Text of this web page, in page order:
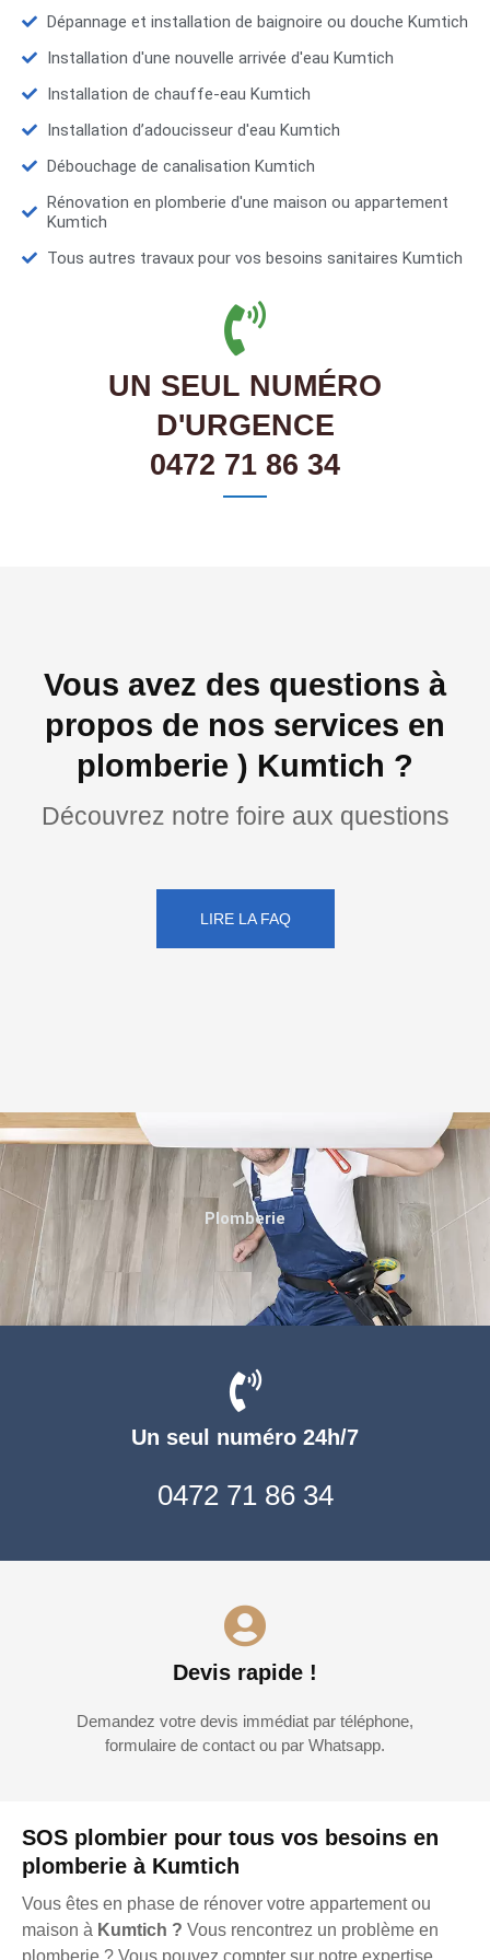
Dépannage et installation de baignoire ou douche Kumtich
Installation d'une nouvelle arrivée d'eau Kumtich
Installation de chauffe-eau Kumtich
Installation d’adoucisseur d'eau Kumtich
Débouchage de canalisation Kumtich
Rénovation en plomberie d'une maison ou appartement
Kumtich
Tous autres travaux pour vos besoins sanitaires Kumtich
UN SEUL NUMÉRO
D'URGENCE
0472 71 86 34
Vous avez des questions à
propos de nos services en
plomberie ) Kumtich ?
Découvrez notre foire aux questions
LIRE LA FAQ
SOS plombier pour tous vos besoins en
plomberie à Kumtich
Vous êtes en phase de rénover votre appartement ou
maison à Kumtich ? Vous rencontrez un problème en
Un seul numéro 24h/7
0472 71 86 34
Devis rapide !
Demandez votre devis immédiat par téléphone,
formulaire de contact ou par Whatsapp.
Plomberie